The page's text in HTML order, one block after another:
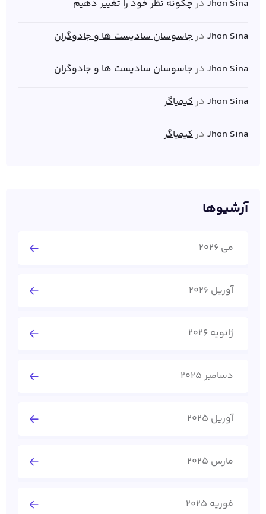
Jhon Sina در چگونه نظر خود را تغییر دهیم
Jhon Sina در جاسوسان سادیست ها و جادوگران
Jhon Sina در جاسوسان سادیست ها و جادوگران
Jhon Sina در کیمیاگر
Jhon Sina در کیمیاگر
آرشیوها
می 2026
آوریل 2026
ژانویه 2026
دسامبر 2025
آوریل 2025
مارس 2025
فوریه 2025